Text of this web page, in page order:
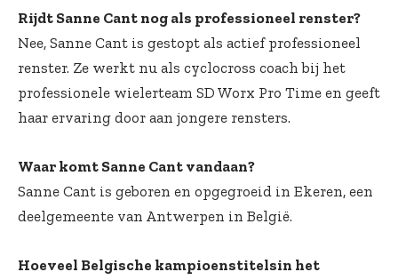
Rijdt Sanne Cant nog als professioneel renster?
Nee, Sanne Cant is gestopt als actief professioneel
renster. Ze werkt nu als cyclocross coach bij het
professionele wielerteam SD Worx Pro Time en geeft
haar ervaring door aan jongere rensters.
Waar komt Sanne Cant vandaan?
Sanne Cant is geboren en opgegroeid in Ekeren, een
deelgemeente van Antwerpen in België.
Hoeveel Belgische kampioenstitelsin het